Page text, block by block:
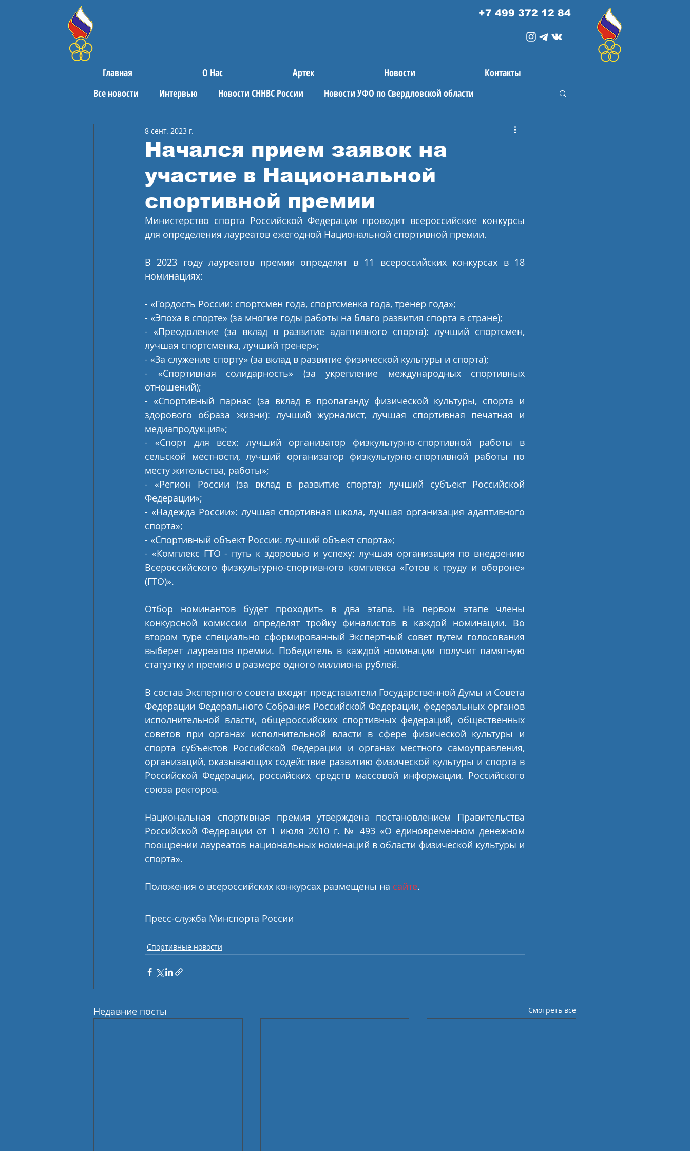
+7 499 372 12 84
Главная О Нас Артек Новости
Контакты
Все новости
Интервью Новости СННВС России Новости УФО по Свердловской области
Поздравления Спортивные новости
Начался прием заявок на
участие в Национальной
спортивной премии
8 сент. 2023 г.
Министерство спорта Российской Федерации проводит всероссийские конкурсы
для определения лауреатов ежегодной Национальной спортивной премии.
В 2023 году лауреатов премии определят в 11 всероссийских конкурсах в 18
номинациях:
- «Гордость России: спортсмен года, спортсменка года, тренер года»;
- «Эпоха в спорте» (за многие годы работы на благо развития спорта в стране);
- «Преодоление (за вклад в развитие адаптивного спорта): лучший спортсмен,
лучшая спортсменка, лучший тренер»;
- «За служение спорту» (за вклад в развитие физической культуры и спорта);
- «Спортивная солидарность» (за укрепление международных спортивных
отношений);
- «Спортивный парнас (за вклад в пропаганду физической культуры, спорта и
здорового образа жизни): лучший журналист, лучшая спортивная печатная и
медиапродукция»;
- «Спорт для всех: лучший организатор физкультурно-спортивной работы в
сельской местности, лучший организатор физкультурно-спортивной работы по
месту жительства, работы»;
- «Регион России (за вклад в развитие спорта): лучший субъект Российской
Федерации»;
- «Надежда России»: лучшая спортивная школа, лучшая организация адаптивного
спорта»;
- «Спортивный объект России: лучший объект спорта»;
- «Комплекс ГТО - путь к здоровью и успеху: лучшая организация по внедрению
Всероссийского физкультурно-спортивного комплекса «Готов к труду и обороне»
(ГТО)».
Отбор номинантов будет проходить в два этапа. На первом этапе члены
конкурсной комиссии определят тройку финалистов в каждой номинации. Во
втором туре специально сформированный Экспертный совет путем голосования
выберет лауреатов премии. Победитель в каждой номинации получит памятную
статуэтку и премию в размере одного миллиона рублей.
В состав Экспертного совета входят представители Государственной Думы и Совета
Федерации Федерального Собрания Российской Федерации, федеральных органов
исполнительной власти, общероссийских спортивных федераций, общественных
советов при органах исполнительной власти в сфере физической культуры и
спорта субъектов Российской Федерации и органах местного самоуправления,
организаций, оказывающих содействие развитию физической культуры и спорта в
Российской Федерации, российских средств массовой информации, Российского
союза ректоров.
Национальная спортивная премия утверждена постановлением Правительства
Российской Федерации от 1 июля 2010 г. № 493 «О единовременном денежном
поощрении лауреатов национальных номинаций в области физической культуры и
спорта».
Положения о всероссийских конкурсах размещены на сайте.
Пресс-служба Минспорта России
Спортивные новости
Недавние посты Смотреть все